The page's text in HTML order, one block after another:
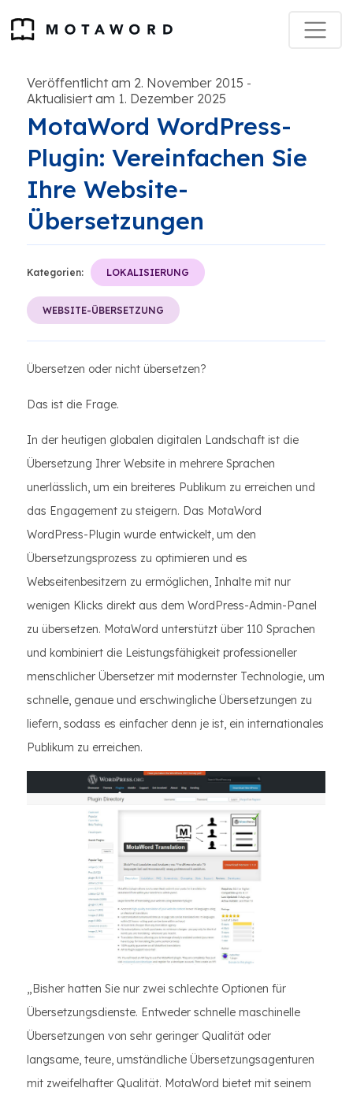
Veröffentlicht am 2. November 2015 -
Aktualisiert am 1. Dezember 2025
MotaWord WordPress-
Plugin: Vereinfachen Sie
Ihre Website-
Übersetzungen
Kategorien: LOKALISIERUNG
WEBSITE-ÜBERSETZUNG
Übersetzen oder nicht übersetzen?
Das ist die Frage.
In der heutigen globalen digitalen Landschaft ist die
Übersetzung Ihrer Website in mehrere Sprachen
unerlässlich, um ein breiteres Publikum zu erreichen und
das Engagement zu steigern. Das MotaWord
WordPress-Plugin wurde entwickelt, um den
Übersetzungsprozess zu optimieren und es
Webseitenbesitzern zu ermöglichen, Inhalte mit nur
wenigen Klicks direkt aus dem WordPress-Admin-Panel
zu übersetzen. MotaWord unterstützt über 110 Sprachen
und kombiniert die Leistungsfähigkeit professioneller
menschlicher Übersetzer mit modernster Technologie, um
schnelle, genaue und erschwingliche Übersetzungen zu
liefern, sodass es einfacher denn je ist, ein internationales
Publikum zu erreichen.
„Bisher hatten Sie nur zwei schlechte Optionen für
Übersetzungsdienste. Entweder schnelle maschinelle
Übersetzungen von sehr geringer Qualität oder
langsame, teure, umständliche Übersetzungsagenturen
mit zweifelhafter Qualität. MotaWord bietet mit seinem